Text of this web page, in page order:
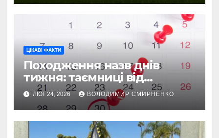
ЦІКАВІ ФАКТИ
Походження назв днів
тижня: таємниці від
Вавилону до Русі
ЛЮТ 24, 2026 ВОЛОДИМИР СМИРНЕНКО